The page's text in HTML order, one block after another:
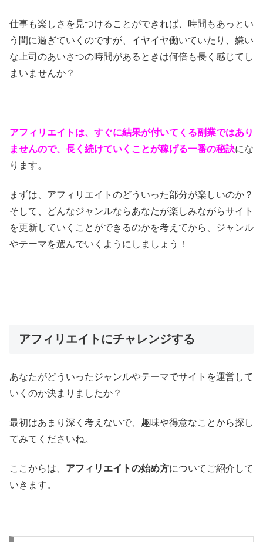
仕事も楽しさを見つけることができれば、時間もあっとい
う間に過ぎていくのですが、イヤイヤ働いていたり、嫌い
な上司のあいさつの時間があるときは何倍も長く感じてし
まいませんか？
アフィリエイトは、すぐに結果が付いてくる副業ではあり
ませんので、長く続けていくことが稼げる一番の秘訣にな
ります。
まずは、アフィリエイトのどういった部分が楽しいのか？
そして、どんなジャンルならあなたが楽しみながらサイト
を更新していくことができるのかを考えてから、ジャンル
やテーマを選んでいくようにしましょう！
アフィリエイトにチャレンジする
あなたがどういったジャンルやテーマでサイトを運営して
いくのか決まりましたか？
最初はあまり深く考えないで、趣味や得意なことから探し
てみてくださいね。
ここからは、 アフィリエイトの始め方についてご紹介して
いきます。